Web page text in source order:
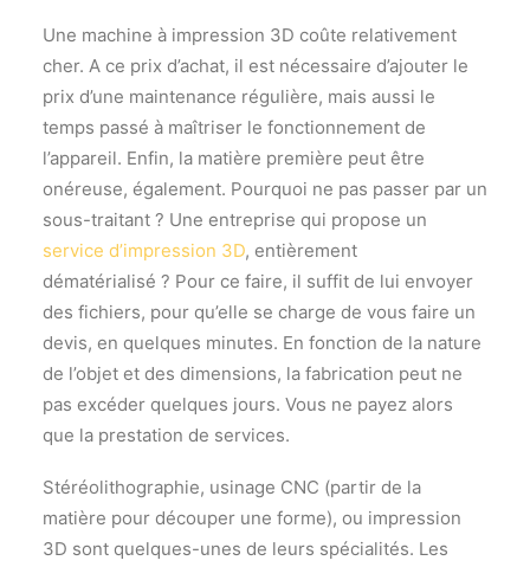
Une machine à impression 3D coûte relativement
cher. A ce prix d’achat, il est nécessaire d’ajouter le
prix d’une maintenance régulière, mais aussi le
temps passé à maîtriser le fonctionnement de
l’appareil. Enfin, la matière première peut être
onéreuse, également. Pourquoi ne pas passer par un
sous-traitant ? Une entreprise qui propose un
service d’impression 3D, entièrement
dématérialisé ? Pour ce faire, il suffit de lui envoyer
des fichiers, pour qu’elle se charge de vous faire un
devis, en quelques minutes. En fonction de la nature
de l’objet et des dimensions, la fabrication peut ne
pas excéder quelques jours. Vous ne payez alors
que la prestation de services.
Stéréolithographie, usinage CNC (partir de la
matière pour découper une forme), ou impression
3D sont quelques-unes de leurs spécialités. Les